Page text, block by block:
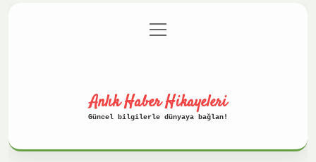
Gizlilik Politikası
menüyü
aç
Anlık Haber Hikayeleri
Güncel bilgilerle dünyaya bağlan!